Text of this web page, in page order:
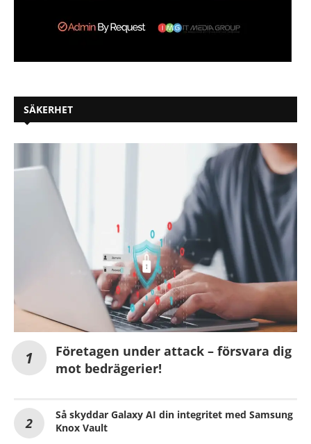
SÄKERHET
Företagen under attack – försvara dig
mot bedrägerier!
Så skyddar Galaxy AI din integritet med Samsung
Knox Vault